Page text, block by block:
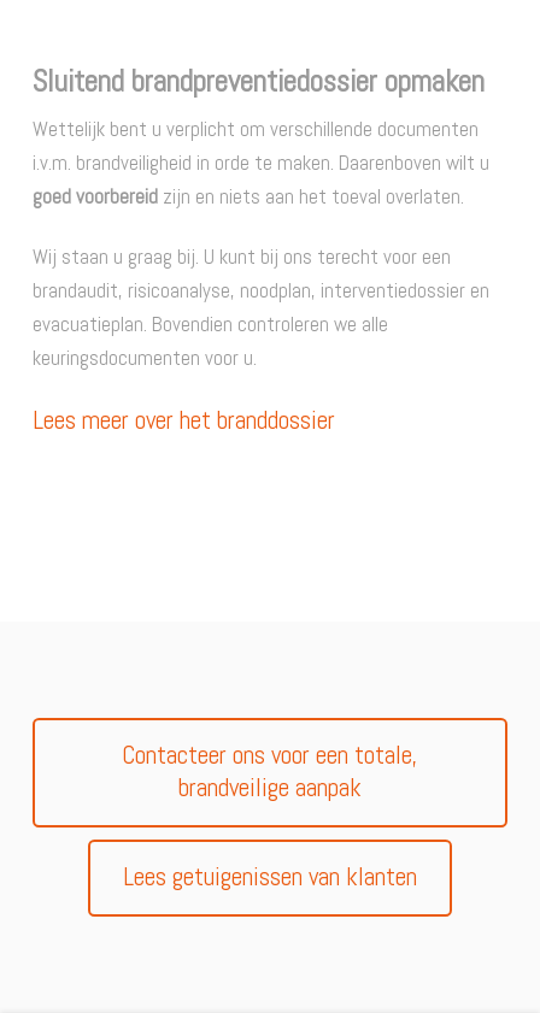
Sluitend brandpreventiedossier opmaken
Wettelijk bent u verplicht om verschillende documenten
i.v.m. brandveiligheid in orde te maken. Daarenboven wilt u
goed voorbereid zijn en niets aan het toeval overlaten.
Wij staan u graag bij. U kunt bij ons terecht voor een
brandaudit, risicoanalyse, noodplan, interventiedossier en
evacuatieplan. Bovendien controleren we alle
keuringsdocumenten voor u.
Lees meer over het branddossier
Contacteer ons voor een totale,
brandveilige aanpak
Lees getuigenissen van klanten